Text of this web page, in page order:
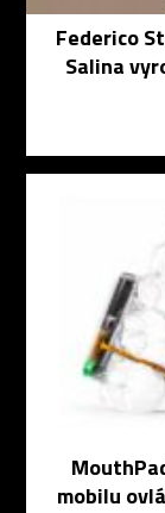
Federico
Salina
mobilu